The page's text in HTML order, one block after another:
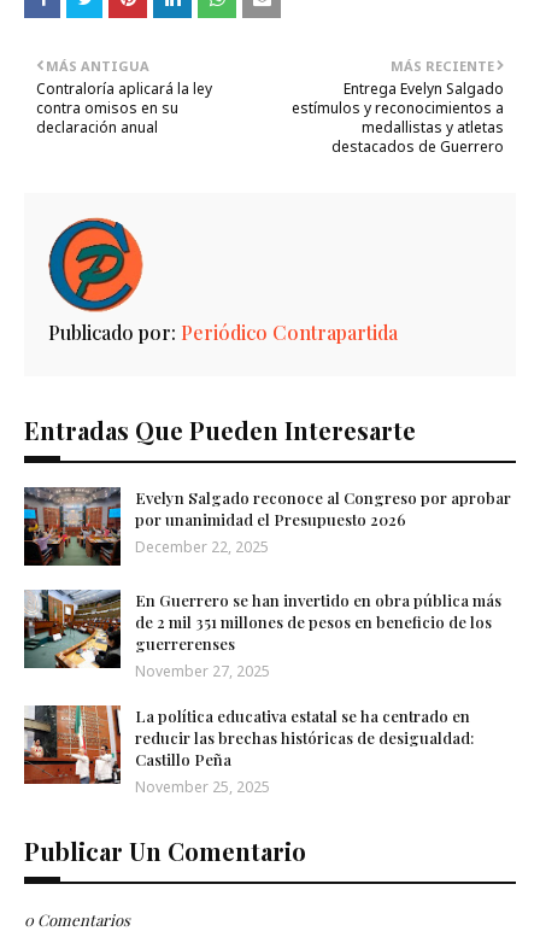
MÁS RECIENTE
Entrega Evelyn Salgado
estímulos y reconocimientos a
medallistas y atletas
destacados de Guerrero
MÁS ANTIGUA
Contraloría aplicará la ley
contra omisos en su
declaración anual
Publicado por: Periódico Contrapartida
Entradas Que Pueden Interesarte
Evelyn Salgado reconoce al Congreso por aprobar
por unanimidad el Presupuesto 2026
December 22, 2025
En Guerrero se han invertido en obra pública más
de 2 mil 351 millones de pesos en beneficio de los
guerrerenses
November 27, 2025
La política educativa estatal se ha centrado en
reducir las brechas históricas de desigualdad:
Castillo Peña
November 25, 2025
Publicar Un Comentario
0 Comentarios